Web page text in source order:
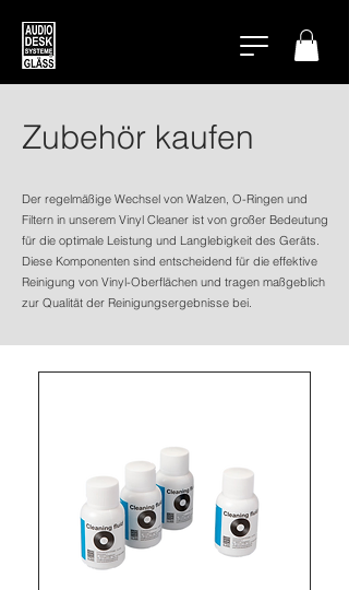
Zubehör kaufen
Der regelmäßige Wechsel von Walzen, O-Ringen und
Filtern in unserem Vinyl Cleaner ist von großer Bedeutung
für die optimale Leistung und Langlebigkeit des Geräts.
Diese Komponenten sind entscheidend für die effektive
Reinigung von Vinyl-Oberflächen und tragen maßgeblich
zur Qualität der Reinigungsergebnisse bei.